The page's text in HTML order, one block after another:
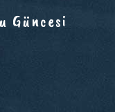
Güncesi